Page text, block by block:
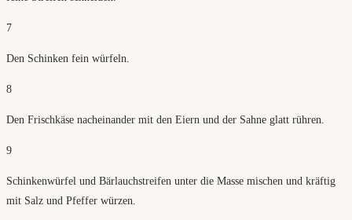
7
Den Schinken fein würfeln.
8
Den Frischkäse nacheinander mit den Eiern und der Sahne glatt rühren.
9
Schinkenwürfel und Bärlauchstreifen unter die Masse mischen und kräftig
mit Salz und Pfeffer würzen.